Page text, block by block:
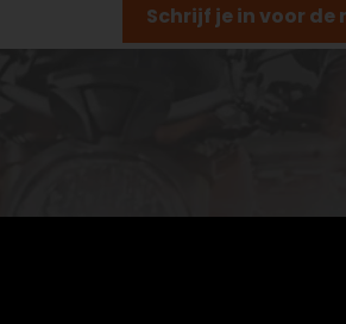
Schrijf je in voor de